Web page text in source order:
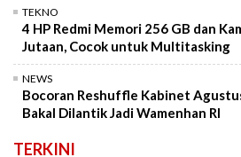
TEKNO
4 HP Redmi Memori 256 GB dan
Jutaan, Cocok untuk Multitasking
NEWS
Bocoran Reshuffle Kabinet
Bakal Dilantik Jadi Wamenhan RI
TERKINI